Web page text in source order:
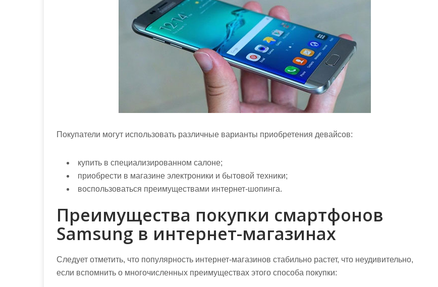
Покупатели могут использовать различные варианты приобретения девайсов:
купить в специализированном салоне;
приобрести в магазине электроники и бытовой техники;
воспользоваться преимуществами интернет-шопинга.
Преимущества покупки смартфонов
Samsung в интернет-магазинах
Следует отметить, что популярность интернет-магазинов стабильно растет, что неудивительно,
если вспомнить о многочисленных преимуществах этого способа покупки: